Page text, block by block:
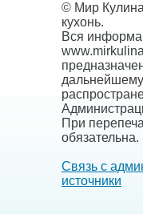
© Мир
кухонь.
Вся
При
обязательна.
Связь с
источники